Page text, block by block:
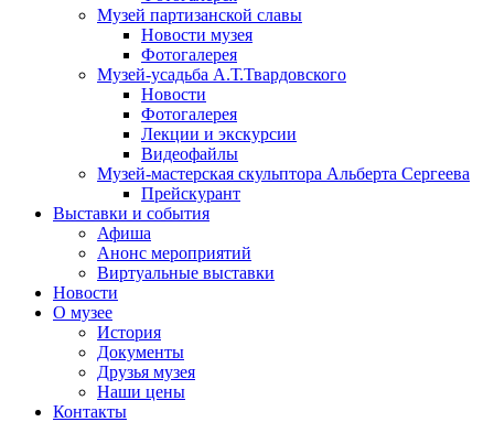
Музей партизанской славы
Новости музея
Фотогалерея
Музей-усадьба А.Т.Твардовского
Новости
Фотогалерея
Лекции и экскурсии
Видеофайлы
Музей-мастерская скульптора Альберта Сергеева
Прейскурант
Выставки и события
Афиша
Анонс мероприятий
Виртуальные выставки
Новости
О музее
История
Документы
Друзья музея
Наши цены
Контакты